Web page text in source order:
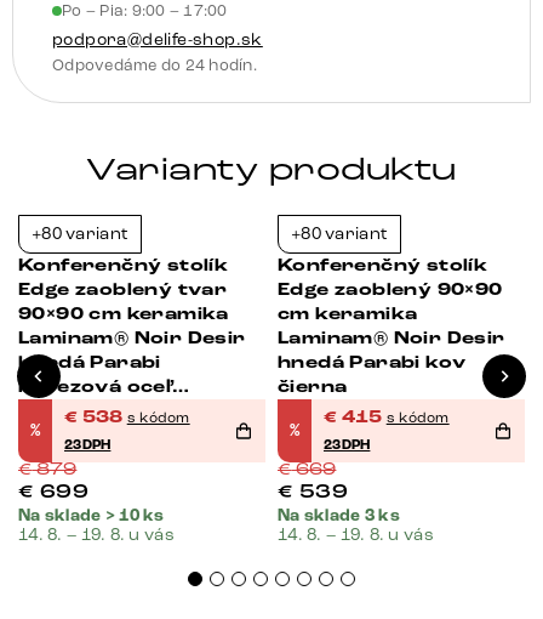
efekt
Po – Pia: 9:00 – 17:00
podpora@delife-shop.sk
Odpovedáme do 24 hodín.
Varianty produktu
+80 variant
Konferenčný stolík
Edge zaoblený tvar
90×90 cm keramika
Laminam® Noir Desir
hnedá Parabi
nerezová oceľ
kefovaná
%
€ 538 s kódom
23DPH
€879
€ 699
Na sklade > 10 ks
14. 8. – 19. 8. u vás
+80 variant
Konferenčný stolík
Edge zaoblený 90×90
cm keramika
Laminam® Noir Desir
hnedá Parabi kov
čierna
%
€ 415 s kódom
23DPH
€669
€ 539
Na sklade 3 ks
14. 8. – 19. 8. u vás